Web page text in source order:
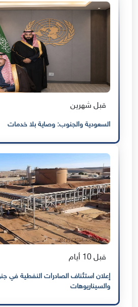
قبل شهرين
السعودية والجنوب: وصاية بلا خدمات
قبل 10 أيام
إعلان استئناف الصادرات النفطية في
والسيناريوهات